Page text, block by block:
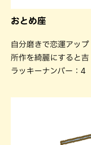
おとめ座
自分磨きで恋運アップ
所作を綺麗にすると吉
ラッキーナンバー：4